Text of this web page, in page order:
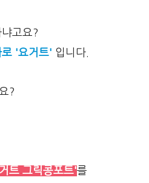
고요?
'요거트' 입니다.
?
트 그릭콩포트'를